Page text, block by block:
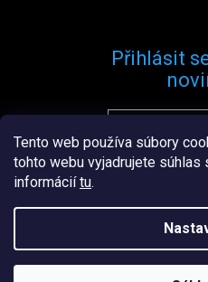
Tento web používa súbory
tohto webu vyjadrujete súhlas
informáciítu.
Přihlásit
VytvořilŠtefan